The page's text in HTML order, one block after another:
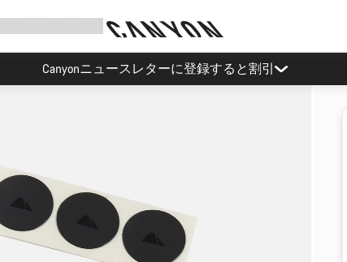
Canyonニュースレターに登録すると割引